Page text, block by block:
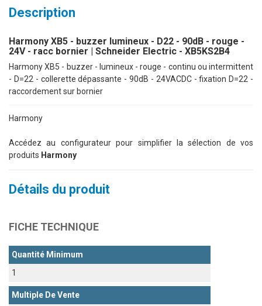
Description
Harmony XB5 - buzzer lumineux - D22 - 90dB - rouge -
24V - racc bornier | Schneider Electric - XB5KS2B4
Harmony XB5 - buzzer - lumineux - rouge - continu ou intermittent
- D=22 - collerette dépassante - 90dB - 24VACDC - fixation D=22 -
raccordement sur bornier
Harmony
Accédez au configurateur pour simplifier la sélection de vos
produits Harmony
Détails du produit
FICHE TECHNIQUE
Quantité Minimum
1
Multiple De Vente